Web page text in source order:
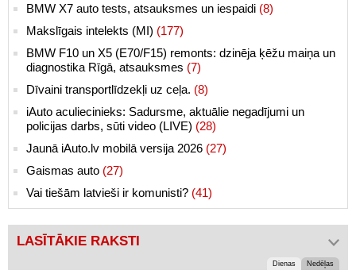
BMW X7 auto tests, atsauksmes un iespaidi (8)
Makslīgais intelekts (MI) (177)
BMW F10 un X5 (E70/F15) remonts: dzinēja ķēžu maiņa un
diagnostika Rīgā, atsauksmes (7)
Dīvaini transportlīdzekļi uz ceļa. (8)
iAuto aculiecinieks: Sadursme, aktuālie negadījumi un
policijas darbs, sūti video (LIVE) (28)
Jaunā iAuto.lv mobilā versija 2026 (27)
Gaismas auto (27)
Vai tiešām latvieši ir komunisti? (41)
LASĪTĀKIE RAKSTI
Dienas Nedēļas